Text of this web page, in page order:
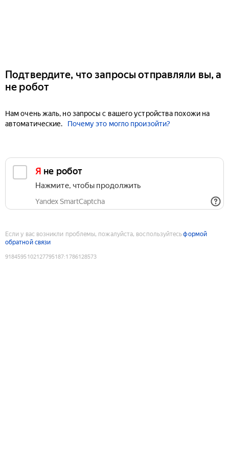
Подтвердите, что запросы отправляли вы, а
не робот
Нам очень жаль, но запросы с вашего устройства похожи на
автоматические.
Почему это могло произойти?
Я не робот
Нажмите, чтобы продолжить
Yandex SmartCaptcha
Если у вас возникли проблемы, пожалуйста, воспользуйтесьформой
обратной связи
9184595102127795187:1786128573